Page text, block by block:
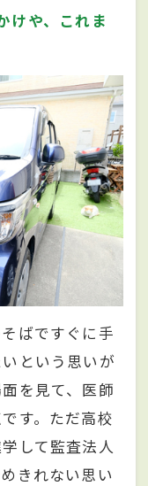
けや、これま
ばですぐに手
という思いが
を見て、医師
す。ただ高校
して監査法人
きれない思い